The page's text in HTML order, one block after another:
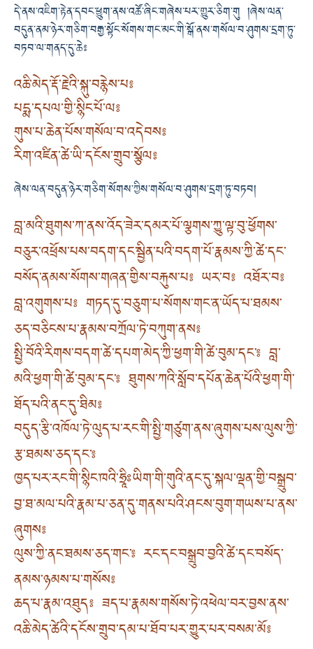
དེ་ནས་འཇིག་རྟེན་དབང་ཕྱུག་ནས་འཚོ་ཞིང་གཞེས་པར་གྱུར་ཅིག་གུ །ཞེས་ལན་
བདུན་ནམ་ཉེར་གཅིག་བརྒྱ་སྟོང་སོགས་གང་མང་གི་སྒོ་ནས་གསོལ་བ་ཤུགས་དྲག་ཏུ་
བཏབ་ལ་གནད་དུ་ཆེ༔
འཆི་མེད་རྡོ་རྗེའི་སྐུ་བརྙེས་པ༔
པདྨ་དཔལ་གྱི་སྙིང་པོ་ལ༔
གུས་པ་ཆེན་པོས་གསོལ་བ་འདེབས༔
རིག་འཛིན་ཚེ་ཡི་དངོས་གྲུབ་སྩོལ༔
ཞེས་ལན་བདུན་ཉེར་གཅིག་སོགས་ཀྱིས་གསོལ་བ་ཤུགས་དྲག་ཏུ་བཏབ།
བླ་མའི་ཐུགས་ཀ་ནས་འོད་ཟེར་དམར་པོ་ལྕགས་ཀྱུ་ལྟ་བུ་ཕྱོགས་
བཅུར་འཕྲོས་པས་བདག་དང་སྦྱིན་པའི་བདག་པོ་རྣམས་ཀྱི་ཚེ་དང་
བསོད་ནམས་སོགས་གཞན་གྱིས་བརྐུས་པ༔ ཡར་བ༔ འཐོར་བ༔
བླ་འགུགས་པ༔ གཏད་དུ་བཅུག་པ་སོགས་གང་ན་ཡོད་པ་ཐམས་
ཅད་བཅིངས་པ་རྣམས་བཀྲོལ་ཏེ་བཀུག་ནས༔
སྤྱི་བོའི་རིགས་བདག་ཚེ་དཔག་མེད་ཀྱི་ཕྱག་གི་ཚེ་བུམ་དང་༔ བླ་
མའི་ཕྱག་གི་ཚེ་བུམ་དང་༔ ཐུགས་ཀའི་སློབ་དཔོན་ཆེན་པོའི་ཕྱག་གི་
ཐོད་པའི་ནང་དུ་ཐིམ༔
བདུད་རྩི་འཁོལ་ཏེ་ལུད་པ་རང་གི་སྤྱི་གཙུག་ནས་ཞུགས་པས་ལུས་ཀྱི་
རྩ་ཐམས་ཅད་དང་༔
ཁྱད་པར་རང་གི་སྙིང་ཁའི་ཧྲཱིཿཡིག་གི་གུའི་ནང་དུ་སྐལ་ལྡན་གྱི་བསྒྲུབ་
བྱ་ཐ་མལ་པའི་རྣམ་པ་ཅན་དུ་གནས་པའི་ཤངས་བུག་གཡས་པ་ནས་
ཞུགས༔
ལུས་ཀྱི་ནང་ཐམས་ཅད་གང་༔ རང་དང་བསྒྲུབ་བྱའི་ཚེ་དང་བསོད་
ནམས་ཉམས་པ་གསོས༔
ཆད་པ་རྣམ་འཐུད༔ ཟད་པ་རྣམས་གསོས་ཏེ་འཕེལ་བར་བྱས་ནས་
འཆི་མེད་ཚེའི་དངོས་གྲུབ་དམ་པ་ཐོབ་པར་གྱུར་པར་བསམ་མོ༔